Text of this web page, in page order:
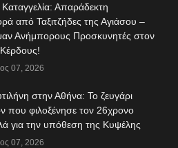
Απαράδεκτη
από Ταξιτζήδες της Αγιάσου –
Ανήμπορους Προσκυνητές στον
07, 2026
στην Αθήνα: Το ζευγάρι
που φιλοξένησε τον 26χρονο
για την υπόθεση της Κυψέλης
07, 2026